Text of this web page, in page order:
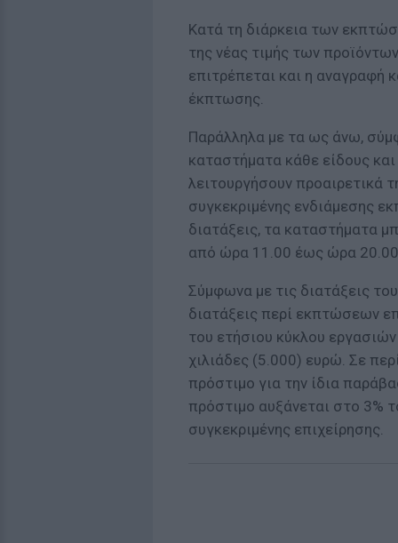
Κατά τη διάρκεια των
της νέας τιμής των
επιτρέπεται και η αναγραφή
έκπτωσης.
Παράλληλα με τα ως άνω,
καταστήματα κάθε είδους
λειτουργήσουν προαιρετικά
συγκεκριμένης ενδιάμεσης
διατάξεις, τα καταστήματα
από ώρα 11.00 έως ώρα
Σύμφωνα με τις διατάξεις
διατάξεις περί εκπτώσεων
του ετήσιου κύκλου
χιλιάδες (5.000) ευρώ. Σε
πρόστιμο για την ίδια
πρόστιμο αυξάνεται στο 3%
συγκεκριμένης επιχείρησης.